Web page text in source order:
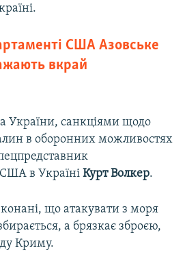
США Азовське
вкрай
України, санкціями щодо
в оборонних можливостях
в Україні Курт Волкер.
що атакувати з моря
а брязкає зброєю,
Криму.